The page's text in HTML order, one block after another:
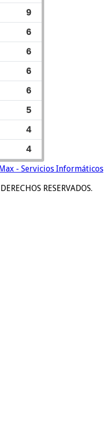
- Servicios Informáticos
RESERVADOS.